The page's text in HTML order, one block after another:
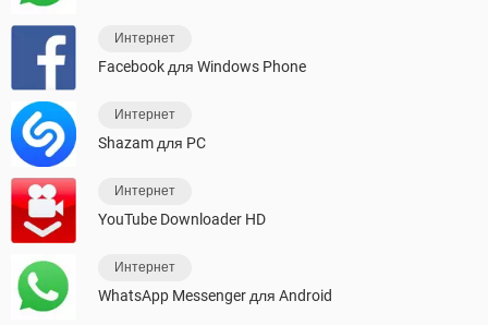
Интернет
Facebook для Windows Phone
Интернет
Shazam для PC
Интернет
YouTube Downloader HD
Интернет
WhatsApp Messenger для Android